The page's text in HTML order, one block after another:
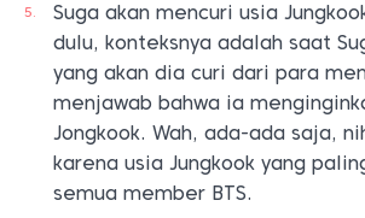
Suga akan mencuri usia
dulu, konteksnya adalah saat
yang akan dia curi dari para
menjawab bahwa ia
Jongkook. Wah, ada-ada saja,
karena usia Jungkook yang
semua member BTS.